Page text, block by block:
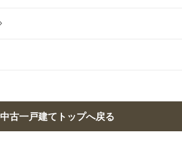
中古一戸建てトップへ戻る